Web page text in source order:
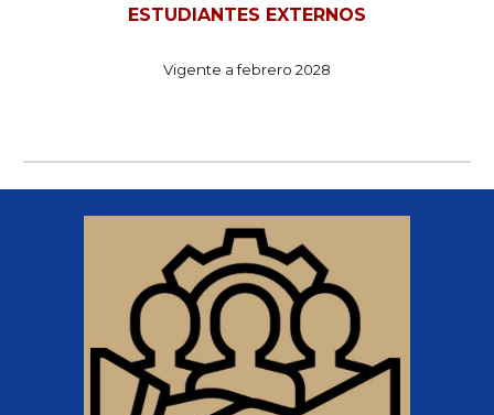
ESTUDIANTES EXTERNOS
Vigente a febrero 2028